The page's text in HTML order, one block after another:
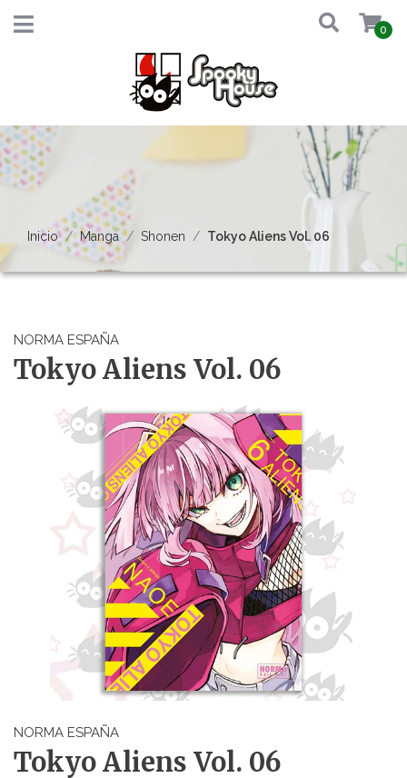
0
Inicio Manga Shonen Tokyo Aliens Vol. 06
NORMA ESPAÑA
Tokyo Aliens Vol. 06
NORMA ESPAÑA
Tokyo Aliens Vol. 06